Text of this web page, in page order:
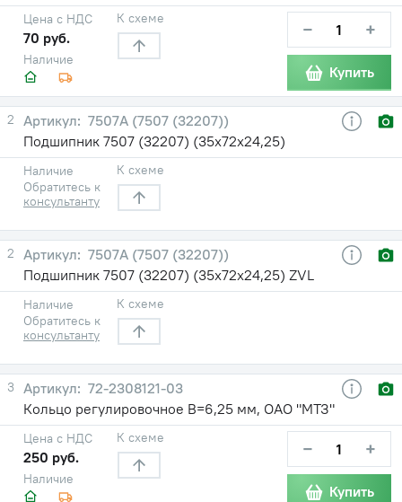
Наличие
Цена с НДС
70 руб.
К схеме − +
Купить
2
7507А (7507 (32207))
Подшипник 7507 (32207) (35х72х24,25)
Наличие
Обратитесь к
консультанту
К схеме
2
7507А (7507 (32207))
Подшипник 7507 (32207) (35х72х24,25) ZVL
Наличие
Обратитесь к
консультанту
К схеме
3
72-2308121-03
Кольцо регулировочное В=6,25 мм, ОАО "МТЗ"
Наличие
Цена с НДС
250 руб.
К схеме − +
Купить